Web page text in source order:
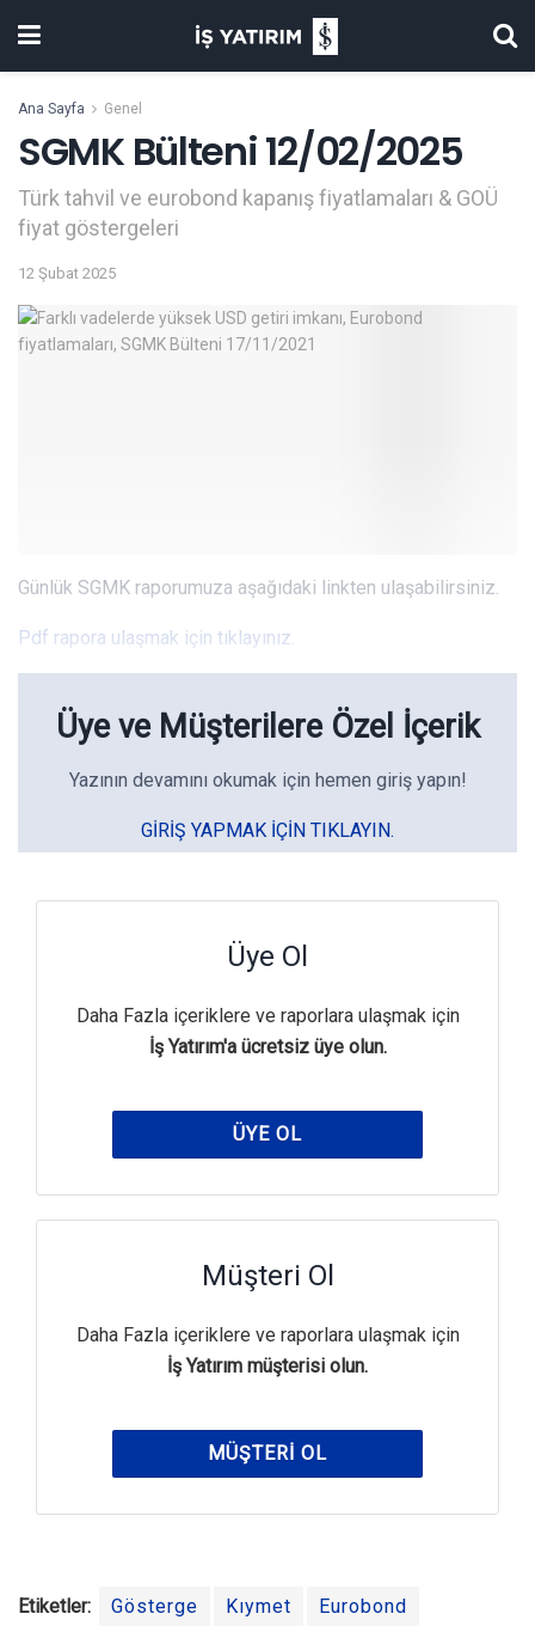
Ana Sayfa Genel
SGMK Bülteni 12/02/2025
Türk tahvil ve eurobond kapanış fiyatlamaları & GOÜ
fiyat göstergeleri
12 Şubat 2025
Günlük SGMK raporumuza aşağıdaki linkten ulaşabilirsiniz.
Pdf rapora ulaşmak için tıklayınız.
Üye ve Müşterilere Özel İçerik
Yazının devamını okumak için hemen giriş yapın!
GIRIŞ YAPMAK IÇIN TIKLAYIN.
Üye Ol
Daha Fazla içeriklere ve raporlara ulaşmak için
İş Yatırım'a ücretsiz üye olun.
ÜYE OL
Müşteri Ol
Daha Fazla içeriklere ve raporlara ulaşmak için
İş Yatırım müşterisi olun.
MÜŞTERI OL
Etiketler: Gösterge Kıymet Eurobond